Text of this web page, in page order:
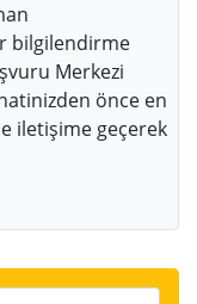
bilgilendirme
Merkezi
önce en
iletişime geçerek